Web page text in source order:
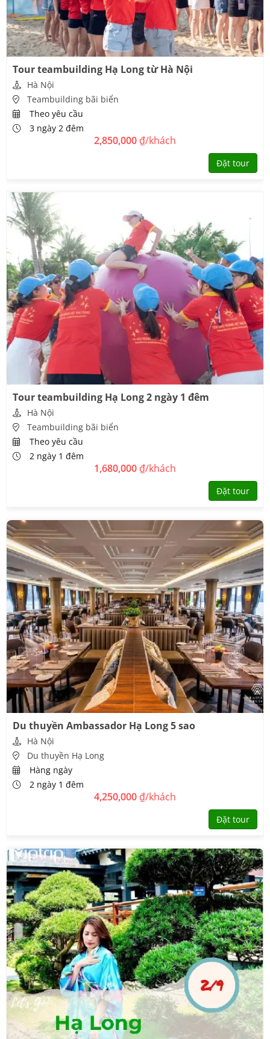
Tour teambuilding Hạ Long từ Hà Nội
Hà Nội
Teambuilding bãi biển
Theo yêu cầu
3 ngày 2 đêm
2,850,000 ₫/khách
Đặt tour
Tour teambuilding Hạ Long 2 ngày 1 đêm
Hà Nội
Teambuilding bãi biển
Theo yêu cầu
2 ngày 1 đêm
1,680,000 ₫/khách
Đặt tour
Du thuyền Ambassador Hạ Long 5 sao
Hà Nội
Du thuyền Hạ Long
Hàng ngày
2 ngày 1 đêm
4,250,000 ₫/khách
Đặt tour